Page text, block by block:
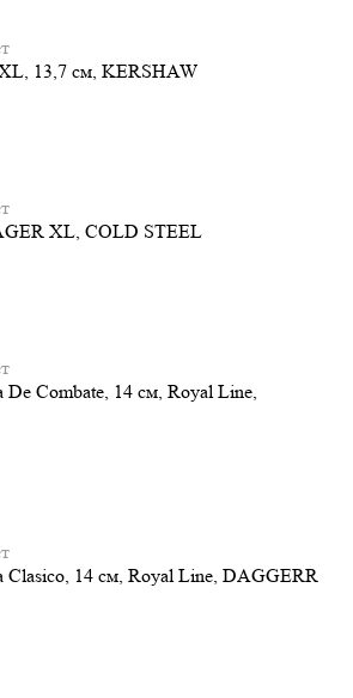
13,7 см, KERSHAW
XL, COLD STEEL
Combate, 14 см, Royal Line,
14 см, Royal Line, DAGGERR